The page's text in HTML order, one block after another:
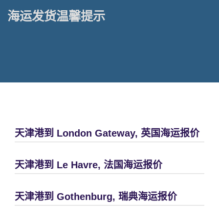
海运发货温馨提示
天津港到 London Gateway, 英国海运报价
天津港到 Le Havre, 法国海运报价
天津港到 Gothenburg, 瑞典海运报价